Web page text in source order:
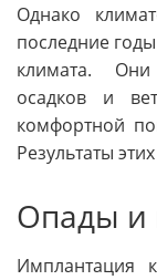
Однако
последние
климата.
осадков и
комфортной
Результаты
Опады и
Имплантация